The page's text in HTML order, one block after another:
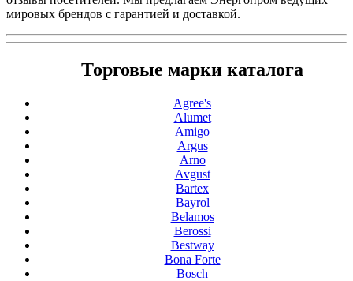
мировых брендов с гарантией и доставкой.
Торговые марки каталога
Agree's
Alumet
Amigo
Argus
Arno
Avgust
Bartex
Bayrol
Belamos
Berossi
Bestway
Bona Forte
Bosch